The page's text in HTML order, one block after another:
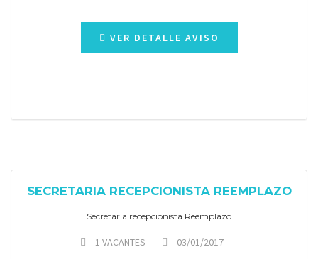
VER DETALLE AVISO
SECRETARIA RECEPCIONISTA REEMPLAZO
Secretaria recepcionista Reemplazo
1 VACANTES 03/01/2017